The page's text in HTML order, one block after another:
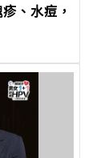
、水痘，